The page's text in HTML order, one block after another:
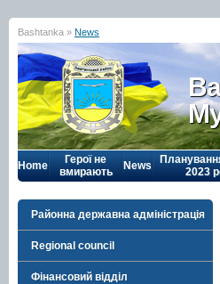
Bashtanka » News
Home
Герої не
вмирають
News
2023
Районна державна адміністрація
Regional council
Фінансовий відділ